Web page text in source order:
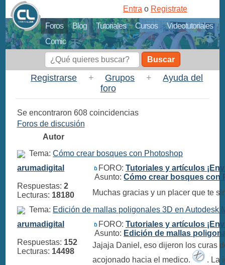
Foros Blog Tutoriales Cursos
Videotutoriales
Comic
Entra o Registrate
Buscar
Registrarse + Grupos +
Ayuda del
foro
Se encontraron 608 coincidencias
Foros de discusión
Autor
Tema:Cómo crear bosques con Photoshop
arumadigital
Respuestas:2
Lecturas: 18180
FORO:Tutoriales y artículos
Asunto:Cómo crear bosques con
Muchas gracias y un placer que te
Tema: Edición de mallas poligonales 3D en Autodesk
arumadigital
Respuestas: 152
Lecturas: 14498
FORO:Tutoriales y artículos
Asunto: Edición de mallas
Jajaja Daniel, eso dijeron los curas
acojonado hacia el medico.
. La